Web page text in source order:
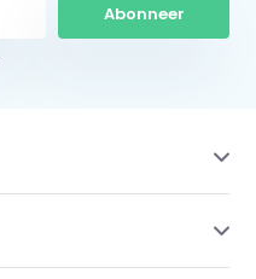
Abonneer